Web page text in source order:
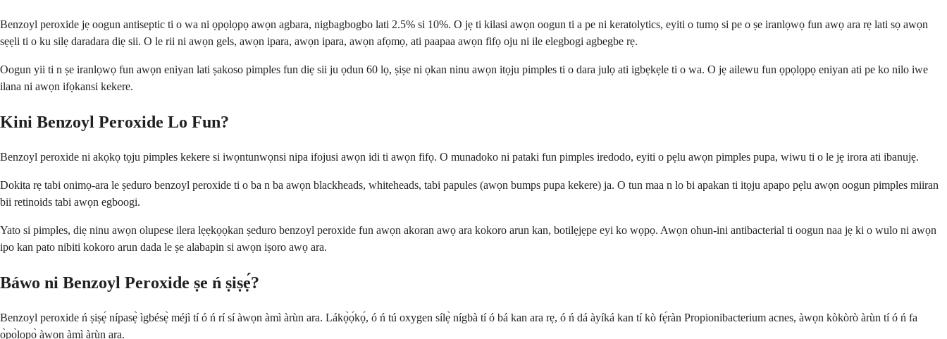
Benzoyl peroxide jẹ oogun antiseptic ti o wa ni ọpọlọpọ awọn agbara, nigbagbogbo lati 2.5% si 10%. O jẹ ti kilasi awọn oogun ti a pe ni keratolytics, eyiti o tumọ si pe o ṣe iranlọwọ fun awọ ara rẹ lati sọ awọn
sẹẹli ti o ku silẹ daradara diẹ sii. O le rii ni awọn gels, awọn ipara, awọn ipara, awọn afọmọ, ati paapaa awọn fifọ oju ni ile elegbogi agbegbe rẹ.
Oogun yii ti n ṣe iranlọwọ fun awọn eniyan lati ṣakoso pimples fun diẹ sii ju ọdun 60 lọ, ṣiṣe ni ọkan ninu awọn itọju pimples ti o dara julọ ati igbẹkẹle ti o wa. O jẹ ailewu fun ọpọlọpọ eniyan ati pe ko nilo iwe
ilana ni awọn ifọkansi kekere.
Kini Benzoyl Peroxide Lo Fun?
Benzoyl peroxide ni akọkọ tọju pimples kekere si iwọntunwọnsi nipa ifojusi awọn idi ti awọn fifọ. O munadoko ni pataki fun pimples iredodo, eyiti o pẹlu awọn pimples pupa, wiwu ti o le jẹ irora ati ibanujẹ.
Dokita rẹ tabi onimọ-ara le ṣeduro benzoyl peroxide ti o ba n ba awọn blackheads, whiteheads, tabi papules (awọn bumps pupa kekere) ja. O tun maa n lo bi apakan ti itọju apapo pẹlu awọn oogun pimples miiran
bii retinoids tabi awọn egboogi.
Yato si pimples, diẹ ninu awọn olupese ilera lẹẹkọọkan ṣeduro benzoyl peroxide fun awọn akoran awọ ara kokoro arun kan, botilẹjẹpe eyi ko wọpọ. Awọn ohun-ini antibacterial ti oogun naa jẹ ki o wulo ni awọn
ipo kan pato nibiti kokoro arun dada le ṣe alabapin si awọn iṣoro awọ ara.
Báwo ni Benzoyl Peroxide ṣe ń ṣiṣẹ́?
Benzoyl peroxide ń ṣiṣẹ́ nípasẹ̀ ìgbésẹ̀ méjì tí ó ń rí sí àwọn àmì àrùn ara. Lákọ̀ọ́kọ́, ó ń tú oxygen sílẹ̀ nígbà tí ó bá kan ara rẹ, ó ń dá àyíká kan tí kò fẹ́ràn Propionibacterium acnes, àwọn kòkòrò àrùn tí ó ń fa
ọ̀pọ̀lọpọ̀ àwọn àmì àrùn ara.